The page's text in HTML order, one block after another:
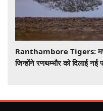
Ranthambore Tigers:
जिन्होंने रणथम्भौर को दिलाई नई